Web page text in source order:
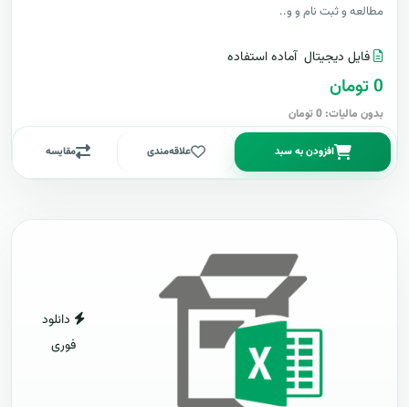
مطالعه و ثبت نام و و..
فایل دیجیتال آماده استفاده
0 تومان
بدون مالیات: 0 تومان
افزودن به سبد علاقه‌مندی مقایسه
دانلود
فوری